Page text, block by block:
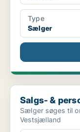
Type
Sælger
Salgs- &
Salgs- &
Sælger søges til
Vestsjælland